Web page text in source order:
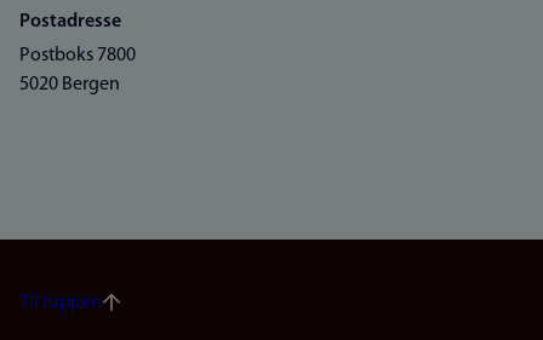
Postadresse
Postboks 7800
5020 Bergen
Til toppen